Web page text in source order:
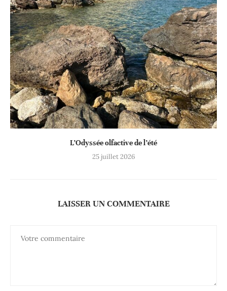
L’Odyssée olfactive de l’été
25 juillet 2026
LAISSER UN COMMENTAIRE